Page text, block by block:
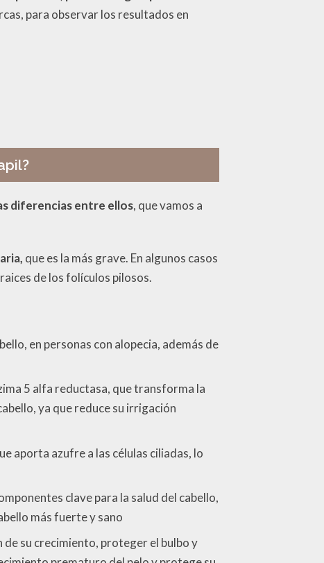
para observar los resultados en
diferencias entre ellos, que vamos a
que es la más grave. En algunos casos
de los folículos pilosos.
en personas con alopecia, además de
5 alfa reductasa, que transforma la
ya que reduce su irrigación
aporta azufre a las células ciliadas, lo
clave para la salud del cabello,
más fuerte y sano
su crecimiento, proteger el bulbo y